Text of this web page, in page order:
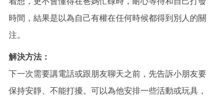
時間，結果是以為自己有權在任何時候都得到別人的關
注。
解決方法：
下一次需要講電話或跟朋友聊天之前，先告訴小朋友要
保持安靜、不能打擾。可以為他安排一些活動或玩具，